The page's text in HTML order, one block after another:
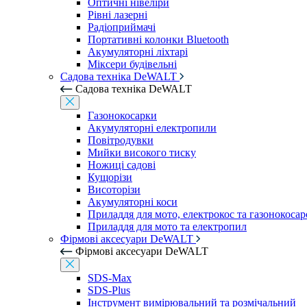
Оптичні нівеліри
Рівні лазерні
Радіоприймачі
Портативні колонки Bluetooth
Акумуляторні ліхтарі
Міксери будівельні
Садова техніка DeWALT
Садова техніка DeWALT
Газонокосарки
Акумуляторні електропили
Повітродувки
Мийки високого тиску
Ножиці садові
Кущорізи
Висоторізи
Акумуляторні коси
Приладдя для мото, електрокос та
Приладдя для мото та електропил
Фірмові аксесуари DeWALT
Фірмові аксесуари DeWALT
SDS-Max
SDS-Plus
Інструмент вимірювальний та розмічальний